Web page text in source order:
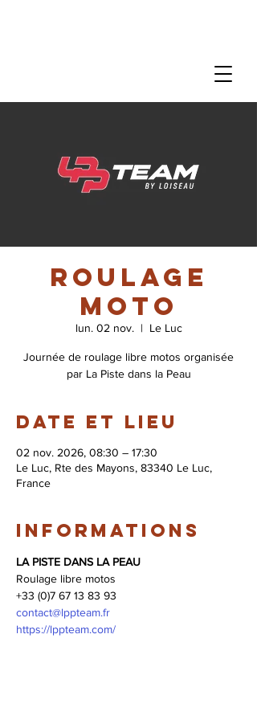
Roulage
Moto
lun. 02 nov.
  |
Le Luc
Journée de roulage libre motos organisée
par La Piste dans la Peau
Date et lieu
02 nov. 2026, 08:30 – 17:30
Le Luc, Rte des Mayons, 83340 Le Luc,
France
Informations
LA PISTE DANS LA PEAU
Roulage libre motos
+33 (0)7 67 13 83 93
contact@lppteam.fr
https://lppteam.com/